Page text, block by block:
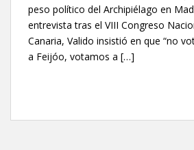
peso político del Archipiélago en
entrevista tras el VIII Congreso
Canaria, Valido insistió en que “no
a Feijóo, votamos a […]